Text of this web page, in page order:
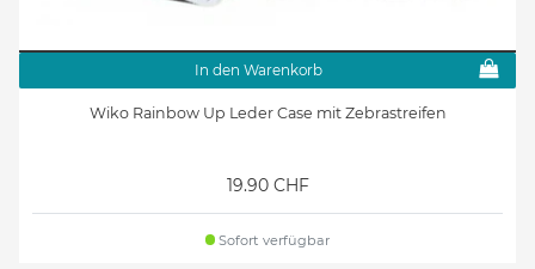
In den Warenkorb
Wiko Rainbow Up Leder Case mit Zebrastreifen
19.90 CHF
Sofort verfügbar